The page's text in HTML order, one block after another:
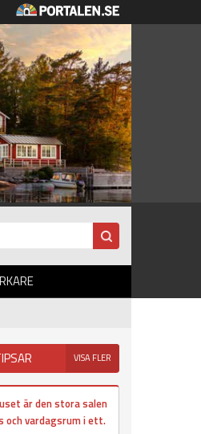
VISA FLER
är den stora salen
och vardagsrum i ett.